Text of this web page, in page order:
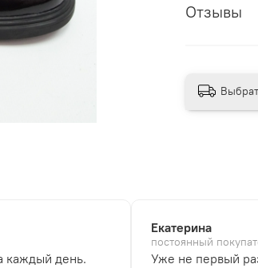
Отзывы
каждый день.
Екатерина
постоянный
Уже не первый